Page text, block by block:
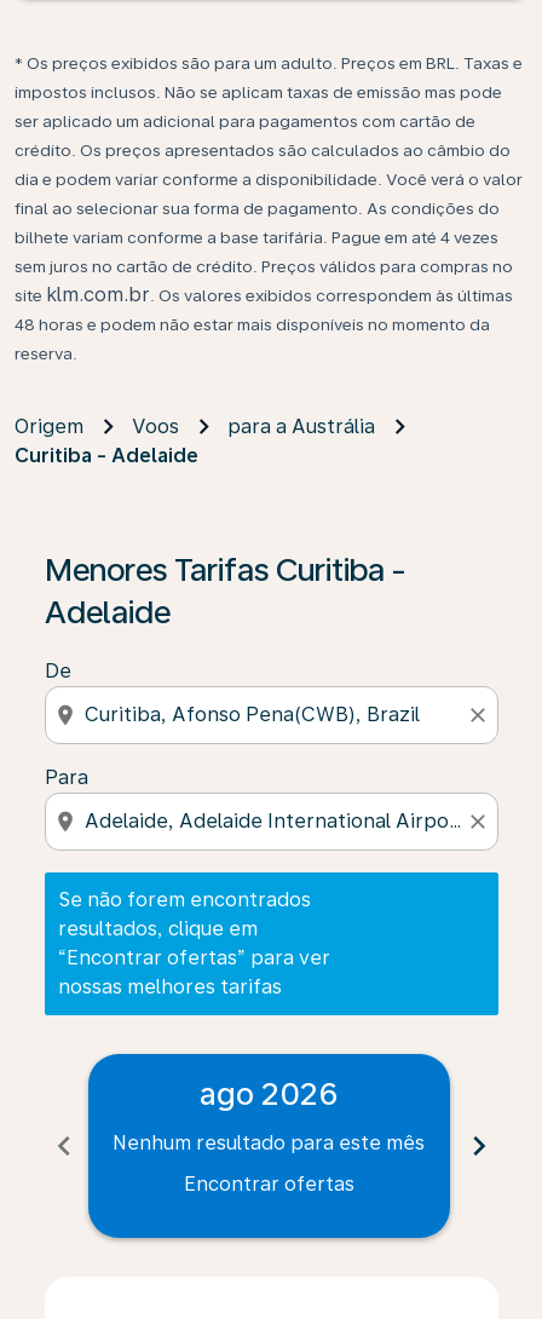
* Os preços exibidos são para um adulto. Preços em BRL. Taxas e
impostos inclusos. Não se aplicam taxas de emissão mas pode
ser aplicado um adicional para pagamentos com cartão de
crédito. Os preços apresentados são calculados ao câmbio do
dia e podem variar conforme a disponibilidade. Você verá o valor
final ao selecionar sua forma de pagamento. As condições do
bilhete variam conforme a base tarifária. Pague em até 4 vezes
sem juros no cartão de crédito. Preços válidos para compras no
site klm.com.br . Os valores exibidos correspondem às últimas
48 horas e podem não estar mais disponíveis no momento da
reserva.
Origem Voos
para a Austrália
Curitiba - Adelaide
Menores Tarifas Curitiba -
Adelaide
De
location_on close
Para
location_on close
Se não forem encontrados
resultados, clique em
“Encontrar ofertas” para ver
nossas melhores tarifas
Se não forem encontrados resultados, clique em
chevron_left
ago 2026
Nenhum resultado para este mês
Encontrar ofertas
chevron_right